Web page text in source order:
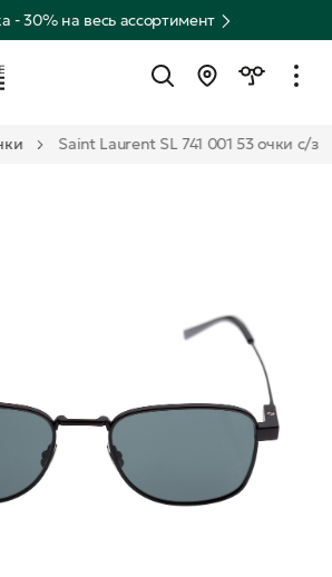
- 30% на весь ассортимент
Saint Laurent SL 741 001 53 очки с/з